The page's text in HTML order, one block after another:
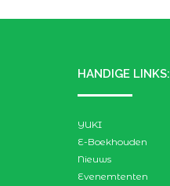
HANDIGE LINKS:
YUKI
E-Boekhouden
Nieuws
Evenemtenten